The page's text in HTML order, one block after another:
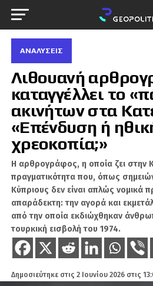
ΑΝΑΛΎΣΕΙΣ
Λιθουανή
καταγγέλλει το
ακινήτων στα
«Επένδυση ή
χρεοκοπία;»
Η αρθρογράφος, η οποία ζει στην
πραγματικότητα που, όπως
Κύπριους δεν είναι απλώς νομικά
απαράδεκτη: την αγορά και
από την οποία εκδιώχθηκαν
τουρκική εισβολή του 1974.
Δημοσιεύτηκε στις 2 Ιουνίου 2026 στις